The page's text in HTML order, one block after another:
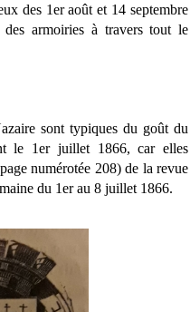
des 1er août et 14 septembre
armoiries à travers tout le
sont typiques du goût du
le 1er juillet 1866, car elles
numérotée 208) de la revue
du 1er au 8 juillet 1866.